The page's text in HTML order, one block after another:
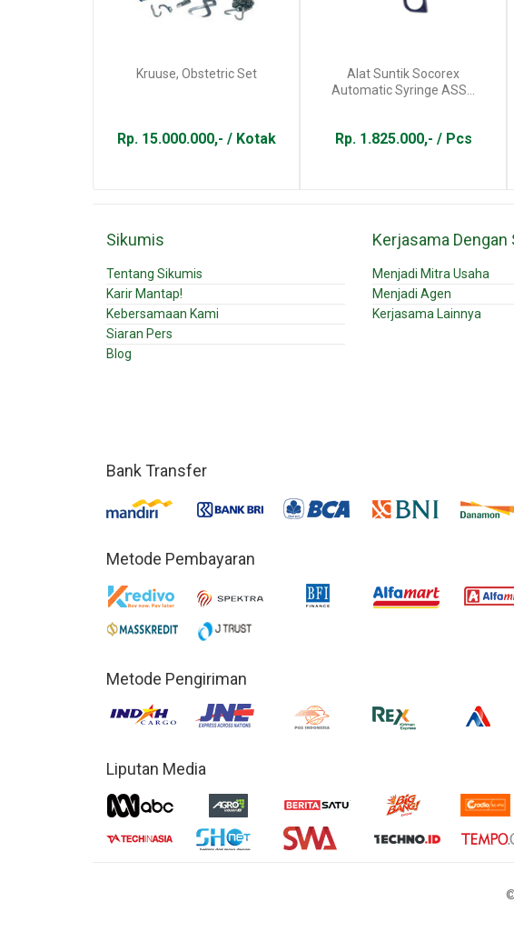
Kruuse, Obstetric Set
Rp. 15.000.000,- / Kotak
Alat Suntik Socorex
Automatic Syringe ASS...
Rp. 1.825.000,- / Pcs
Sikumis
Tentang Sikumis
Karir Mantap!
Kebersamaan Kami
Siaran Pers
Blog
Kerjasama Dengan
Menjadi Mitra Usaha
Menjadi Agen
Kerjasama Lainnya
Bank Transfer
Metode Pembayaran
Metode Pengiriman
Liputan Media